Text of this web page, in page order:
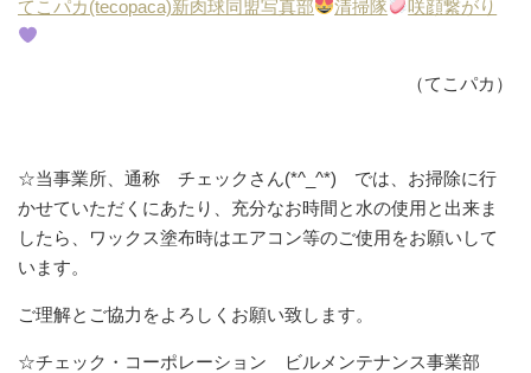
てこパカ(tecopaca)新肉球同盟写真部 清掃隊 咲顔繋がり
（てこパカ）
☆当事業所、通称 チェックさん(*^_^*) では、お掃除に行
かせていただくにあたり、充分なお時間と水の使用と出来ま
したら、ワックス塗布時はエアコン等のご使用をお願いして
います。
ご理解とご協力をよろしくお願い致します。
☆チェック・コーポレーション ビルメンテナンス事業部